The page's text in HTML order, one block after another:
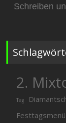
nach:
2.
Tag
Festtagsmenü